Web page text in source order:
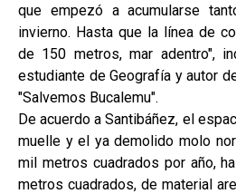
que empezó a acumularse
invierno. Hasta que la línea de
de 150 metros, mar adentro",
estudiante de Geografía y autor
"Salvemos Bucalemu".
De acuerdo a Santibáñez, el
muelle y el ya demolido molo
mil metros cuadrados por año,
metros cuadrados, de material